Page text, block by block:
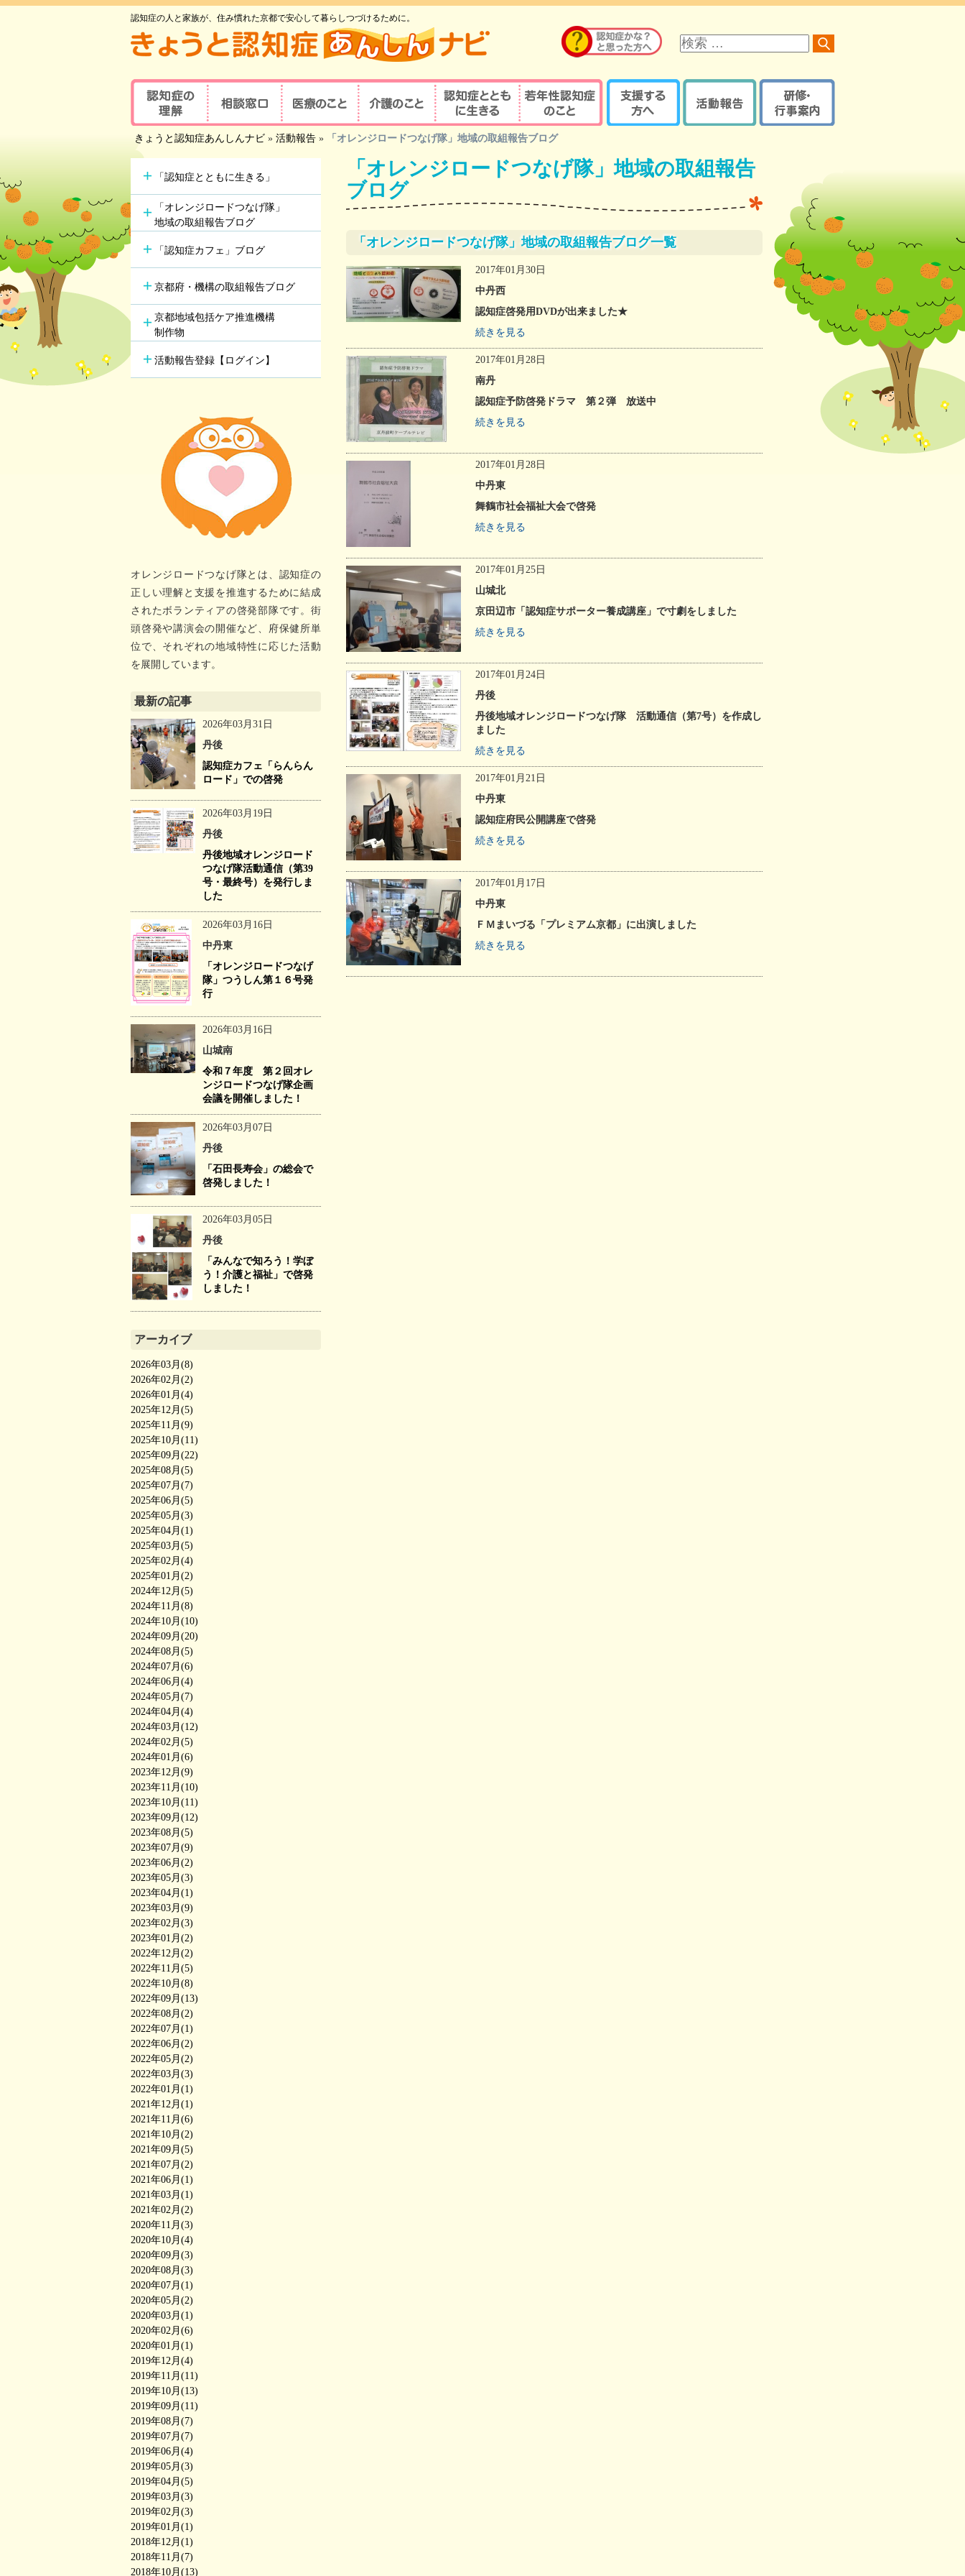
認知症の人と家族が、住み慣れた京都で安心して暮らしつづけるために。
イ
ト
索
認知症の理解
認知症とは
主な原因疾患
症状と対応方法
セルフチェックシート
相談窓口
京都府認知症
事業所
地域包括支援センター
認知症の方やその家族の
認知症初期集中支援
チーム
認知症高齢者等
行方不明時の早期発見
若年性認知症支援チーム
（おれんじブリッジ）
医療のこと
医療の重要性
認知症の診察・診療が
可能な医療機関を探す
認知症対応力向上研修
受講者（医療関係者）
認知症疾患医療センター
学会が認定する専門医等
アルツハイマー型認知症
の新しい治療薬
介護のこと
介護の重要性
介護サービス
認知症の人と家族を支え
るケアマネジャー
認知症とともに生
きる
若年性認知症のこ
相談窓口
若年性認知症ならではの
諸問題
ポイント
若年性認知症
～ある写真家の物語～
京都式認知症ケアパス
とは？
認知症本人・家族教室
認知症カフェブログ
京都府・機構の取組報告
ブログ
研修・イベントなどの
登録【ログイン】
きょうと認知症あんしんナビ » 活動報告 » 「オレンジロードつなげ隊」地域の取組報告ブログ
「オレンジロードつなげ隊」地域の取組報告
ブログ
「オレンジロードつなげ隊」地域の取組報告ブログ一覧
2017年01月30日
中丹西
認知症啓発用DVDが出来ました★
続きを見る
2017年01月28日
南丹
認知症予防啓発ドラマ 第２弾 放送中
続きを見る
2017年01月28日
中丹東
舞鶴市社会福祉大会で啓発
続きを見る
2017年01月25日
山城北
京田辺市「認知症サポーター養成講座」で寸劇をしました
続きを見る
2017年01月24日
丹後
丹後地域オレンジロードつなげ隊 活動通信（第7号）を作成し
ました
続きを見る
2017年01月21日
中丹東
認知症府民公開講座で啓発
続きを見る
2017年01月17日
中丹東
ＦＭまいづる「プレミアム京都」に出演しました
続きを見る
「認知症とともに生きる」
「オレンジロードつなげ隊」
地域の取組報告ブログ
「認知症カフェ」ブログ
京都府・機構の取組報告ブログ
京都地域包括ケア推進機構
制作物
活動報告登録【ログイン】
オレンジロードつなげ隊とは、認知症の
正しい理解と支援を推進するために結成
されたボランティアの啓発部隊です。街
頭啓発や講演会の開催など、府保健所単
位で、それぞれの地域特性に応じた活動
を展開しています。
最新の記事
2026年03月31日
丹後
認知症カフェ「らんらん
ロード」での啓発
2026年03月19日
丹後
丹後地域オレンジロード
つなげ隊活動通信（第39
号・最終号）を発行しま
した
2026年03月16日
中丹東
「オレンジロードつなげ
隊」つうしん第１６号発
行
2026年03月16日
山城南
令和７年度 第２回オレ
ンジロードつなげ隊企画
会議を開催しました！
2026年03月07日
丹後
「石田長寿会」の総会で
啓発しました！
2026年03月05日
丹後
「みんなで知ろう！学ぼ
う！介護と福祉」で啓発
しました！
アーカイブ
2026年03月(8)
2026年02月(2)
2026年01月(4)
2025年12月(5)
2025年11月(9)
2025年10月(11)
2025年09月(22)
2025年08月(5)
2025年07月(7)
2025年06月(5)
2025年05月(3)
2025年04月(1)
2025年03月(5)
2025年02月(4)
2025年01月(2)
2024年12月(5)
2024年11月(8)
2024年10月(10)
2024年09月(20)
2024年08月(5)
2024年07月(6)
2024年06月(4)
2024年05月(7)
2024年04月(4)
2024年03月(12)
2024年02月(5)
2024年01月(6)
2023年12月(9)
2023年11月(10)
2023年10月(11)
2023年09月(12)
2023年08月(5)
2023年07月(9)
2023年06月(2)
2023年05月(3)
2023年04月(1)
2023年03月(9)
2023年02月(3)
2023年01月(2)
2022年12月(2)
2022年11月(5)
2022年10月(8)
2022年09月(13)
2022年08月(2)
2022年07月(1)
2022年06月(2)
2022年05月(2)
2022年03月(3)
2022年01月(1)
2021年12月(1)
2021年11月(6)
2021年10月(2)
2021年09月(5)
2021年07月(2)
2021年06月(1)
2021年03月(1)
2021年02月(2)
2020年11月(3)
2020年10月(4)
2020年09月(3)
2020年08月(3)
2020年07月(1)
2020年05月(2)
2020年03月(1)
2020年02月(6)
2020年01月(1)
2019年12月(4)
2019年11月(11)
2019年10月(13)
2019年09月(11)
2019年08月(7)
2019年07月(7)
2019年06月(4)
2019年05月(3)
2019年04月(5)
2019年03月(3)
2019年02月(3)
2019年01月(1)
2018年12月(1)
2018年11月(7)
2018年10月(13)